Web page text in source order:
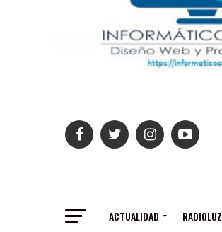
ACTUALIDAD